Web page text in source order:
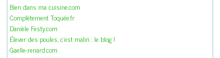
Bien dans ma cuisine.com
Complètement Toquée.fr
Danièle Festy.com
Élever des poules, c'est malin : le blog !
Gaelle-renard.com